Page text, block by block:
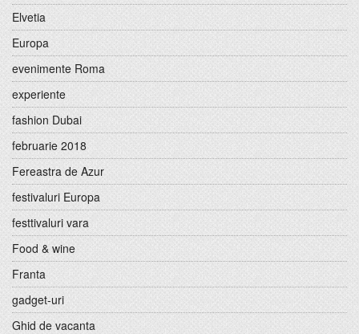
Elvetia
Europa
evenimente Roma
experiente
fashion Dubai
februarie 2018
Fereastra de Azur
festivaluri Europa
festtivaluri vara
Food & wine
Franta
gadget-uri
Ghid de vacanta